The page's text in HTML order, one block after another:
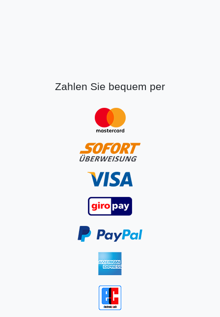
Zahlen Sie bequem per